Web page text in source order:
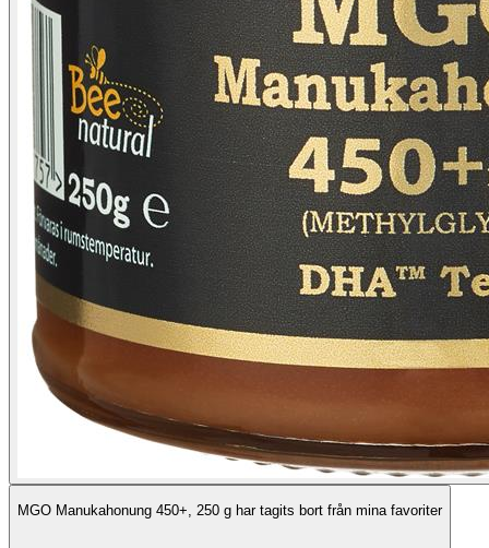
MGO Manukahonung 450+, 250 g har tagits bort från mina favoriter